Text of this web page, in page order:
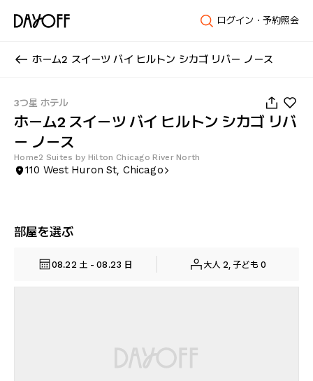
ログイン・予約照会
ホーム2 スイーツ バイ ヒルトン シカゴ リバー ノース
3つ星 ホテル
ホーム2 スイーツ バイ ヒルトン シカゴ リバ
ー ノース
Home2 Suites by Hilton Chicago River North
110 West Huron St, Chicago
部屋を選ぶ
08.22 土 - 08.23 日 大人 2, 子ども 0